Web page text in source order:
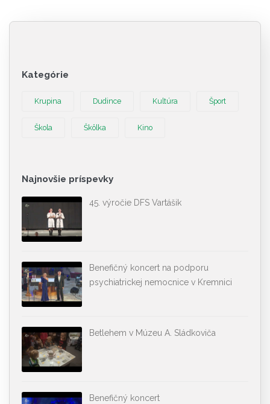
Kategórie
Krupina Dudince Kultúra Šport
Škola Škôlka Kino
Najnovšie príspevky
45. výročie DFS Vartášik
Benefičný koncert na podporu
psychiatrickej nemocnice v Kremnici
Betlehem v Múzeu A. Sládkoviča
Benefičný koncert